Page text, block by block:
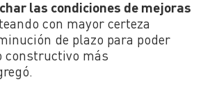
las condiciones de mejoras
con mayor certeza
de plazo para poder
constructivo más